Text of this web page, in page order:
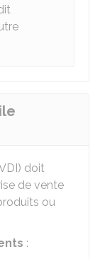
doit
de vente
ou
: